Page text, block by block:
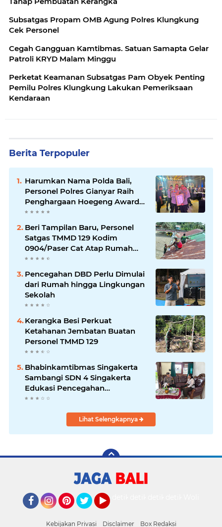
Subsatgas Propam OMB Agung Polres Klungkung
Cek Personel
Cegah Gangguan Kamtibmas. Satuan Samapta Gelar
Patroli KRYD Malam Minggu
Perketat Keamanan Subsatgas Pam Obyek Penting
Pemilu Polres Klungkung Lakukan Pemeriksaan
Kendaraan
Berita Terpopuler
Harumkan Nama Polda Bali,
Personel Polres Gianyar Raih
Penghargaan Hoegeng Awards
2026
Beri Tampilan Baru, Personel
Satgas TMMD 129 Kodim
0904/Paser Cat Atap Rumah
Marbot
Pencegahan DBD Perlu Dimulai
dari Rumah hingga Lingkungan
Sekolah
Kerangka Besi Perkuat
Ketahanan Jembatan Buatan
Personel TMMD 129
Bhabinkamtibmas Singakerta
Sambangi SDN 4 Singakerta
Edukasi Pencegahan
Penculikan Anak
Lihat Selengkapnya
Kebijakan Privasi Disclaimer Box Redaksi